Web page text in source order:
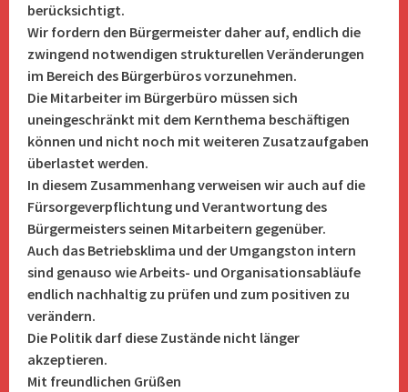
berücksichtigt.
Wir fordern den Bürgermeister daher auf, endlich die
zwingend notwendigen strukturellen Veränderungen
im Bereich des Bürgerbüros vorzunehmen.
Die Mitarbeiter im Bürgerbüro müssen sich
uneingeschränkt mit dem Kernthema beschäftigen
können und nicht noch mit weiteren Zusatzaufgaben
überlastet werden.
In diesem Zusammenhang verweisen wir auch auf die
Fürsorgeverpflichtung und Verantwortung des
Bürgermeisters seinen Mitarbeitern gegenüber.
Auch das Betriebsklima und der Umgangston intern
sind genauso wie Arbeits- und Organisationsabläufe
endlich nachhaltig zu prüfen und zum positiven zu
verändern.
Die Politik darf diese Zustände nicht länger
akzeptieren.
Mit freundlichen Grüßen